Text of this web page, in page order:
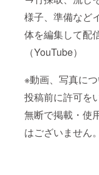
様子、準備など
体を編集して配
（YouTube）
※動画、写真に
投稿前に許可を
無断で掲載・使
はございません。